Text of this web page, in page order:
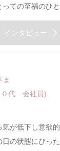
ての至福のひと
インタビュー
ま
０代 会社員)
が低下し意欲
の状態にぴっ